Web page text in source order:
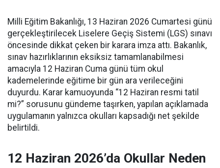
Milli Eğitim Bakanlığı, 13 Haziran 2026 Cumartesi günü
gerçekleştirilecek Liselere Geçiş Sistemi (LGS) sınavı
öncesinde dikkat çeken bir karara imza attı. Bakanlık,
sınav hazırlıklarının eksiksiz tamamlanabilmesi
amacıyla 12 Haziran Cuma günü tüm okul
kademelerinde eğitime bir gün ara verileceğini
duyurdu. Karar kamuoyunda “12 Haziran resmi tatil
mi?” sorusunu gündeme taşırken, yapılan açıklamada
uygulamanın yalnızca okulları kapsadığı net şekilde
belirtildi.
12 Haziran 2026’da Okullar Neden